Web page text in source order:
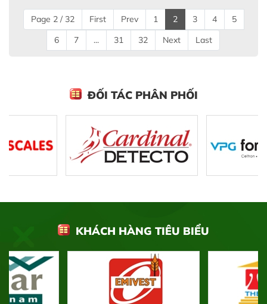
Page 2 / 32 First Prev 1 2 3 4
5
6
7 ... 31 32 Next Last
ĐỐI TÁC PHÂN PHỐI
KHÁCH HÀNG TIÊU BIỂU